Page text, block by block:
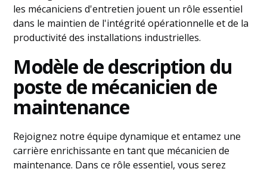
les mécaniciens d'entretien jouent un rôle essentiel
dans le maintien de l'intégrité opérationnelle et de la
productivité des installations industrielles.
Modèle de description du
poste de mécanicien de
maintenance
Rejoignez notre équipe dynamique et entamez une
carrière enrichissante en tant que mécanicien de
maintenance. Dans ce rôle essentiel, vous serez